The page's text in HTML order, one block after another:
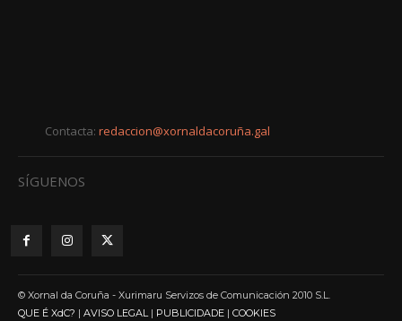
Contacta: redaccion@xornaldacoruña.gal
SÍGUENOS
© Xornal da Coruña - Xurimaru Servizos de Comunicación 2010 S.L.
QUE É XdC? | AVISO LEGAL| PUBLICIDADE | COOKIES